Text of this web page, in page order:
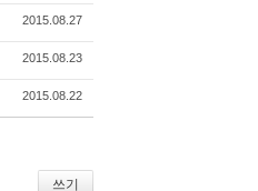
2015.08.27
2015.08.23
2015.08.22
쓰기